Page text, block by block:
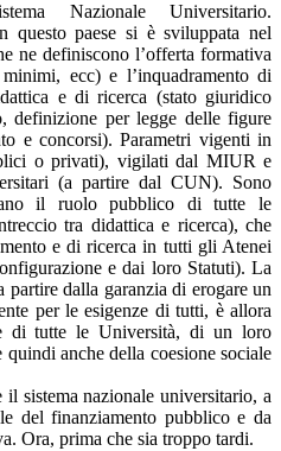
Nazionale Universitario.
questo paese si è sviluppata nel
ne definiscono l’offerta formativa
ecc) e l’inquadramento di
e di ricerca (stato giuridico
definizione per legge delle figure
e concorsi). Parametri vigenti in
o privati), vigilati dal MIUR e
(a partire dal CUN). Sono
il ruolo pubblico di tutte le
tra didattica e ricerca), che
e di ricerca in tutti gli Atenei
e dai loro Statuti). La
partire dalla garanzia di erogare un
per le esigenze di tutti, è allora
di tutte le Università, di un loro
anche della coesione sociale
sistema nazionale universitario, a
del finanziamento pubblico e da
Ora, prima che sia troppo tardi.